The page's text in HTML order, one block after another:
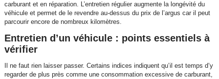
carburant et en réparation. L’entretien régulier augmente la longévité du
véhicule et permet de le revendre au-dessus du prix de l’argus car il peut
parcourir encore de nombreux kilomètres.
Entretien d’un véhicule : points essentiels à
vérifier
Il ne faut rien laisser passer. Certains indices indiquent qu’il est temps d’y
regarder de plus près comme une consommation excessive de carburant,